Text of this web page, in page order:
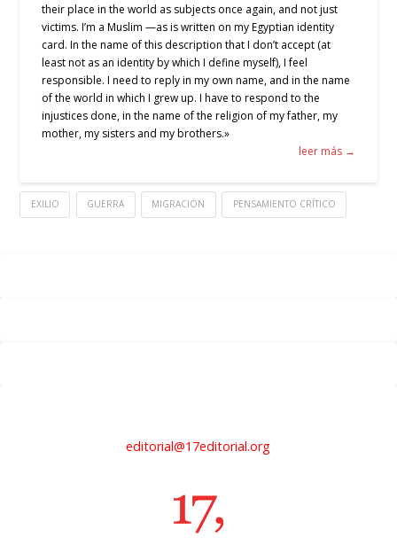
their place in the world as subjects once again, and not just
victims. I’m a Muslim —as is written on my Egyptian identity
card. In the name of this description that I don’t accept (at
least not as an identity by which I define myself), I feel
responsible. I need to reply in my own name, and in the name
of the world in which I grew up. I have to respond to the
injustices done, in the name of the religion of my father, my
mother, my sisters and my brothers.»
leer más →
EXILIO GUERRA MIGRACIÓN PENSAMIENTO CRÍTICO
editorial@17editorial.org